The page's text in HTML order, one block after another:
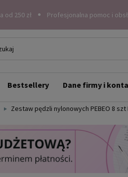
od 250 zł Profesjonalna pomoc i
Bestsellery Dane firmy i
Zestaw pędzli nylonowych PEBEO 8